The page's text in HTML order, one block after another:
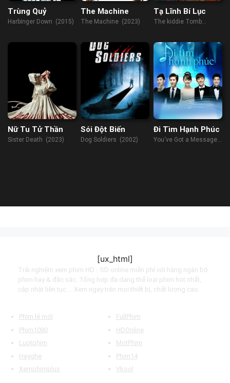
Trùng Quỷ
Harbinger Down (2015)
The Machine
The Machine (2023)
Tạ Lĩnh Bí Lục
The kiddie Tomb
Nữ Tu Tử Thần
Sister Death (2023)
Sói Đột Biến
Dog Soldiers (2002)
Đi Tìm Hạnh Phúc
You‘ve Got a Message